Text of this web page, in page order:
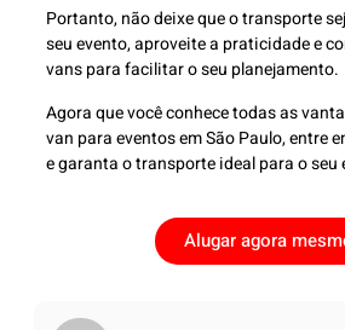
Portanto, não deixe que o transporte
seu evento, aproveite a praticidade e
vans para facilitar o seu planejamento.
Agora que você conhece todas as
van para eventos em São Paulo, entre
e garanta o transporte ideal para o seu
Alugar agora